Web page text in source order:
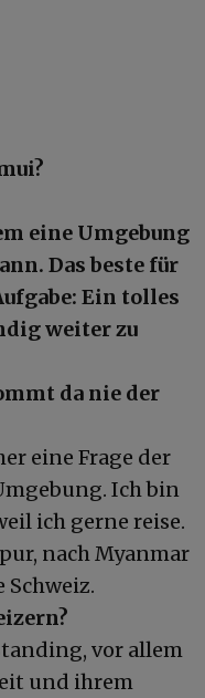
eine Umgebung
Das beste für
Ein tolles
weiter zu
da nie der
eine Frage der
Ich bin
ich gerne reise.
nach Myanmar
vor allem
und ihrem